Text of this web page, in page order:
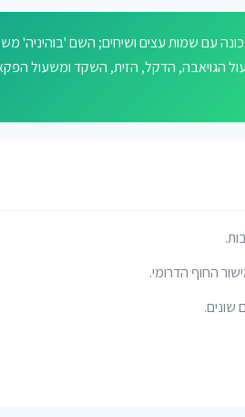
עם שמות עצים ושיחים; השם 'בוהיניה'
כולל משעול הגויאבה, הדקל, הזית, השקד ומשעול
החוף הדרומי.